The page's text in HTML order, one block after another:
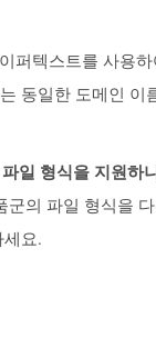
퍼텍스트를 사용
동일한 도메인
일 형식을 지원하
의 파일 형식을 다
요.